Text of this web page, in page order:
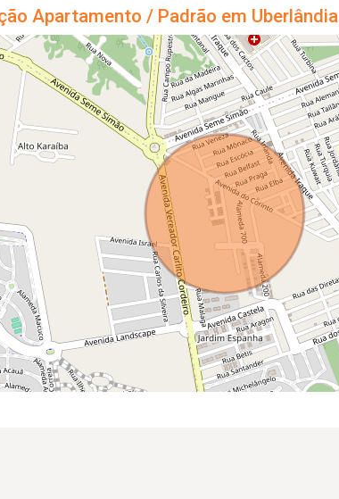
Apartamento / Padrão em Uberlândia